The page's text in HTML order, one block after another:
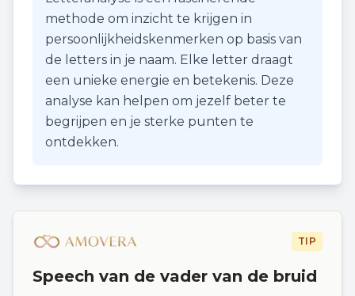
methode om inzicht te krijgen in
persoonlijkheidskenmerken op basis van
de letters in je naam. Elke letter draagt
een unieke energie en betekenis. Deze
analyse kan helpen om jezelf beter te
begrijpen en je sterke punten te
ontdekken.
TIP
Speech van de vader van de bruid